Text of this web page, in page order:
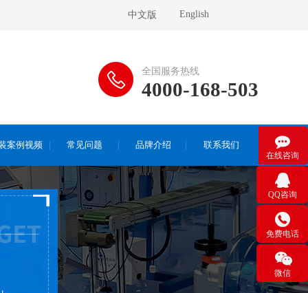
中文版 English
全国服务热线
4000-168-503
案例视频 常见问题 品牌介绍 联系我们 
在线咨询

QQ咨询

免费电话

微信